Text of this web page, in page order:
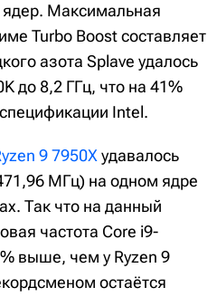
Максимальная
Turbo Boost составляет
азота Splave удалось
до 8,2 ГГц, что на 41%
Intel.
9 7950X удавалось
МГц) на одном ядре
Так что на данный
частота Core i9-
выше, чем у Ryzen 9
остаётся